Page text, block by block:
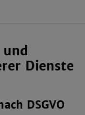
und
Dienste
DSGVO